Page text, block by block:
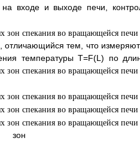
входе и выходе печи,
отличающийся тем, что
температуры Т=F(L) по